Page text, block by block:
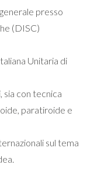
presso
(DISC)
Unitaria di
sia con tecnica
paratiroide e
sul tema